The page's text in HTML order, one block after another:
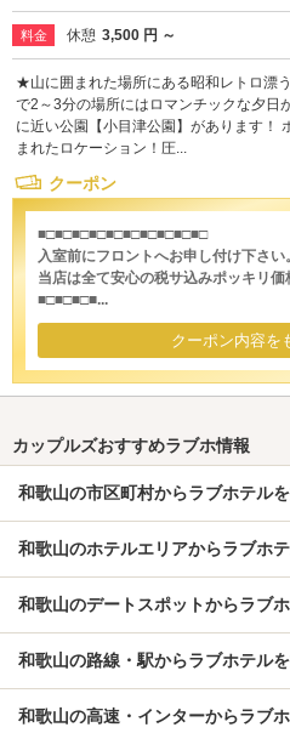
料金 休憩 3,500 円 ～
★山に囲まれた場所にある昭和レトロ漂
で2～3分の場所にはロマンチックな夕日
に近い公園【小目津公園】があります！
まれたロケーション！圧...
クーポン
■□■□■□■□■□■□■□■□■□■□
入室前にフロントへお申し付け下さい。
当店は全て安心の税サ込みポッキリ価
■□■□■□■...
クーポン内容を
カップルズおすすめラブホ情報
和歌山の市区町村からラブホテル
和歌山のホテルエリアからラブホ
和歌山のデートスポットからラブ
和歌山の路線・駅からラブホテル
和歌山の高速・インターからラブ